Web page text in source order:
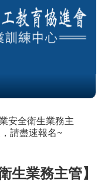
安全衛生業務主
請盡速報名~
生業務主管】